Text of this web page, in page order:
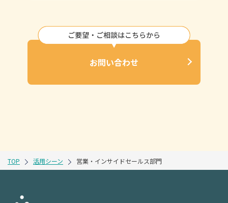
お問い合わせ
TOP 活用シーン 営業・インサイドセールス部門